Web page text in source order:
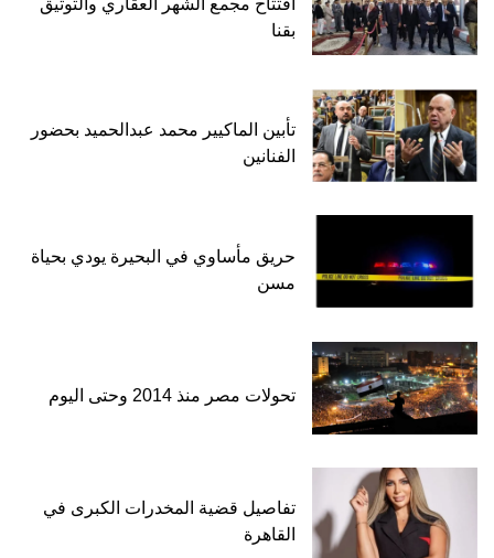
افتتاح مجمع الشهر العقاري والتوثيق
بقنا
تأبين الماكيير محمد عبدالحميد بحضور
الفنانين
حريق مأساوي في البحيرة يودي بحياة
مسن
تحولات مصر منذ 2014 وحتى اليوم
تفاصيل قضية المخدرات الكبرى في
القاهرة